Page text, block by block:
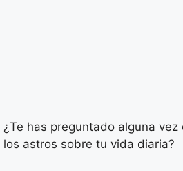
¿Te has preguntado alguna
los astros sobre tu vida diaria?